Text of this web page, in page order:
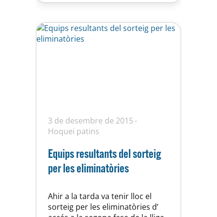
3 de desembre de 2015
Hoquei patins
Equips resultants del sorteig
per les eliminatòries
Ahir a la tarda va tenir lloc el
sorteig per les eliminatòries d’